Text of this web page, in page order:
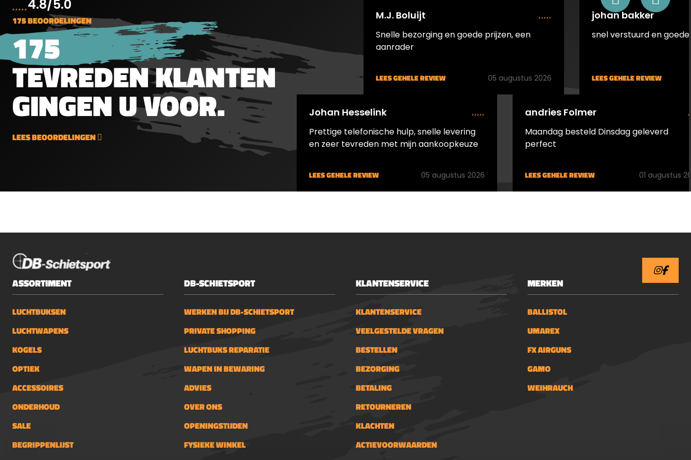
is of een Weihrauch, de
Hawke montages voldoen
uitstekend. De ringen zijn
uitgevoerd met rondom
dubbele schroeven, dus
zowel voor de bevestiging
op het geweer als de
bevestiging van de kijker in
de ringen. De montage
bevat ook een montage
stop in de vorm van een
inbusboutje dat middels de
verwijderd kan worden. Ook
de sleutels voor de montage
voor kijkers tot 56mm
railRondom dubbele
schroeven1 ring met
geleverd met inbussleutels
uitstekend. De ringen zijn
uitgevoerd met rondom
dubbele schroeven, dus
bevestiging van de kjiker in
De&nbsp;montage bevat
ook een montage stop in de
dat middels de bijgeleverde
inbussleutel verwijderd kan
voor de montage zelf
met een 1" tubeTe
integraal "Stop-Pin"Wordt
geleverd met inbussleutels1"
reach forward
4.8/5.0
175 BEOORDELINGEN
175
TEVREDEN KLANTEN
GINGEN U VOOR.
LEES BEOORDELINGEN
M.J. Boluijt
Snelle bezorging en goede prijzen, een
aanrader
LEES GEHELE REVIEW 05 augustus 2026
Johan Hesselink
Prettige telefonische hulp, snelle levering
en zeer tevreden met mijn aankoopkeuze
LEES GEHELE REVIEW 05 augustus 2026
johan bakker
snel verstuurd en goede
LEES GEHELE REVIEW
andries Folmer
Maandag besteld Dinsdag geleverd
perfect
LEES GEHELE REVIEW 01 augustus
ASSORTIMENT
LUCHTBUKSEN
LUCHTWAPENS
KOGELS
OPTIEK
ACCESSOIRES
ONDERHOUD
SALE
BEGRIPPENLIJST
DB-SCHIETSPORT
WERKEN BIJ DB-SCHIETSPORT
PRIVATE SHOPPING
LUCHTBUKS REPARATIE
WAPEN IN BEWARING
ADVIES
OVER ONS
OPENINGSTIJDEN
FYSIEKE WINKEL
KLANTENSERVICE
KLANTENSERVICE
VEELGESTELDE VRAGEN
BESTELLEN
BEZORGING
BETALING
RETOURNEREN
KLACHTEN
ACTIEVOORWAARDEN
MERKEN
BALLISTOL
UMAREX
FX AIRGUNS
GAMO
WEIHRAUCH